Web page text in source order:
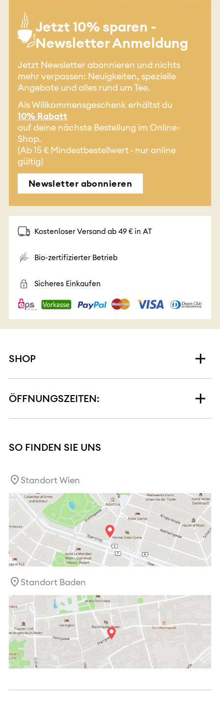
Jetzt 10% sparen -
Newsletter Anmeldung
Jetzt Newsletter abonnieren und nichts
mehr verpassen: Neuigkeiten, spezielle
Angebote und alles rund um Tee.
Als Willkommensgeschenk erhältst du
10% Rabatt
auf deine nächste Bestellung im Online-
Shop.
(Ab 15 € Mindestbestellwert · nur online
gültig)
Newsletter abonnieren
Kostenloser Versand ab 49 € in AT
Bio-zertifizierter Betrieb
Sicheres Einkaufen
SHOP
ÖFFNUNGSZEITEN:
SO FINDEN SIE UNS
Standort Wien
Standort Baden